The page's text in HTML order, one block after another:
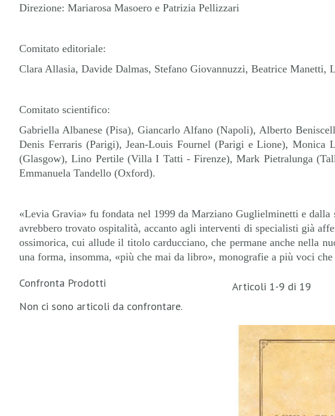
Direzione: Mariarosa Masoero e Patrizia Pellizzari
Comitato editoriale:
Clara Allasia, Davide Dalmas, Stefano Giovannuzzi, Beatrice
Comitato scientifico:
Gabriella Albanese (Pisa), Giancarlo Alfano (Napoli), Alberto
Denis Ferraris (Parigi), Jean-Louis Fournel (Parigi e Lione),
(Glasgow), Lino Pertile (Villa I Tatti - Firenze), Mark Pietralunga
Emmanuela Tandello (Oxford).
«Levia Gravia» fu fondata nel 1999 da Marziano Guglielminetti e
avrebbero trovato ospitalità, accanto agli interventi di specialisti già
ossimorica, cui allude il titolo carducciano, che permane anche nella
una forma, insomma, «più che mai da libro», monografie a più voci
Articoli 1-9 di 19
Confronta Prodotti
Non ci sono articoli da confrontare.